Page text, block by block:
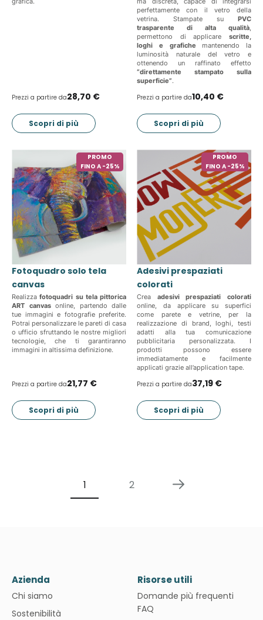
Prezzi a partire da28,70 €
Scopri di più
perfettamente con il vetro della
vetrina. Stampate su PVC
trasparente di alta qualità,
permettono di applicare scritte,
loghi e grafiche mantenendo la
luminosità naturale del vetro e
ottenendo un raffinato effetto
“direttamente stampato sulla
superficie”.
Prezzi a partire da10,40 €
Scopri di più
PROMO
FINO A -25%
Fotoquadro solo tela
canvas
Realizzafotoquadri su tela pittorica
ART canvasonline, partendo dalle
tue immagini e fotografie preferite.
Potrai personalizzare le pareti di casa
o ufficio sfruttando le nostre migliori
tecnologie, che ti garantiranno
immagini in altissima definizione.
Prezzi a partire da21,77 €
Scopri di più
PROMO
FINO A -25%
Adesivi prespaziati
colorati
Crea adesivi prespaziati colorati
online, da applicare su superfici
come parete e vetrine, per la
realizzazione di brand, loghi, testi
adatti alla tua comunicazione
pubblicitaria personalizzata. I
prodotti possono essere
immediatamente e facilmente
applicati grazie all’application tape.
Prezzi a partire da37,19 €
Scopri di più
1 2
Azienda
Chi siamo
Sostenibilità
Risorse utili
Domande più frequenti
FAQ